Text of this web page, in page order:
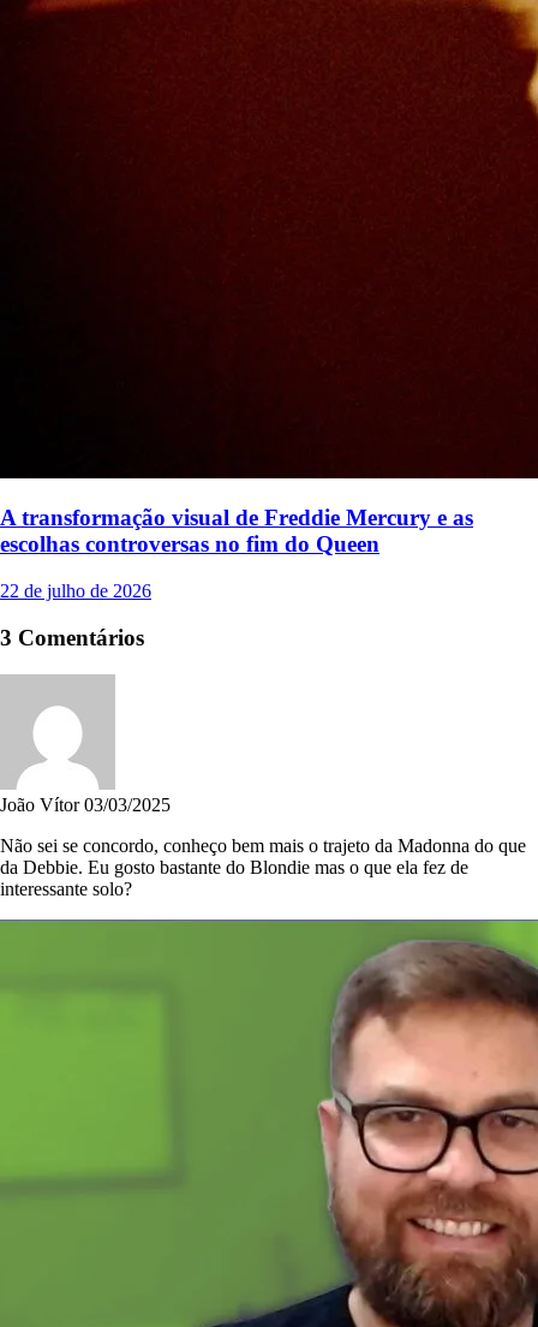
A transformação visual de Freddie Mercury e as
escolhas controversas no fim do Queen
22 de julho de 2026
3 Comentários
João Vítor 03/03/2025
Não sei se concordo, conheço bem mais o trajeto da Madonna do que
da Debbie. Eu gosto bastante do Blondie mas o que ela fez de
interessante solo?